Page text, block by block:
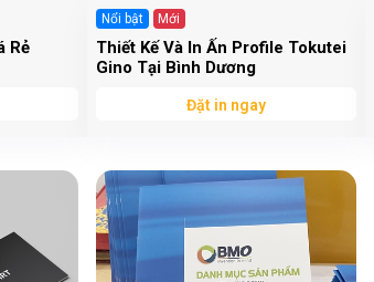
Rẻ
Nổi bật Mới
Thiết Kế Và In Ấn Profile Tokutei
Gino Tại Bình Dương
Đặt in ngay